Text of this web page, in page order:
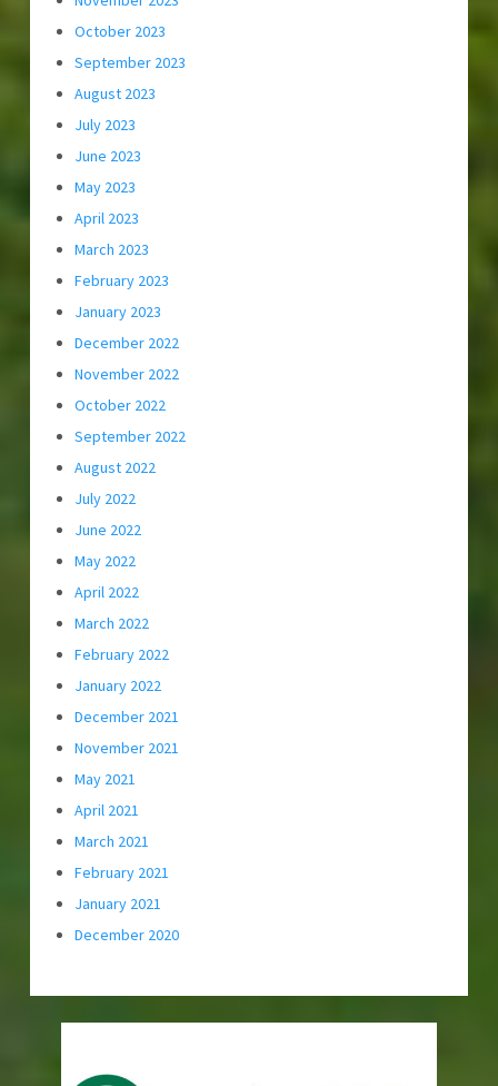
October 2023
September 2023
August 2023
July 2023
June 2023
May 2023
April 2023
March 2023
February 2023
January 2023
December 2022
November 2022
October 2022
September 2022
August 2022
July 2022
June 2022
May 2022
April 2022
March 2022
February 2022
January 2022
December 2021
November 2021
May 2021
April 2021
March 2021
February 2021
January 2021
December 2020